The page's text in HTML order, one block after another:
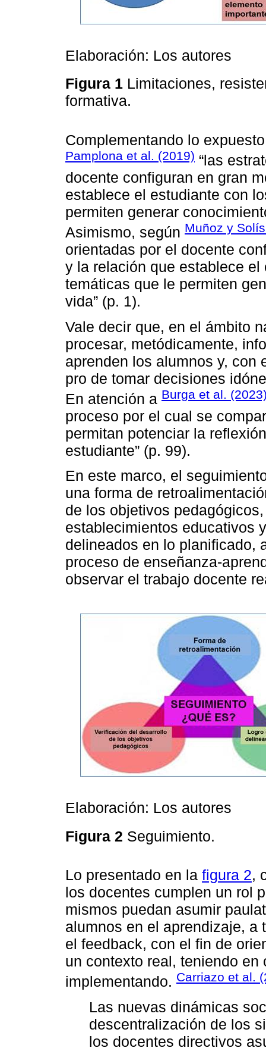
Elaboración: Los autores
Figura 1 Limitaciones,
formativa.
Complementando lo
Pamplona et al. (2019) “las
docente configuran en gran
establece el estudiante con
permiten generar
Asimismo, según Muñoz y
orientadas por el docente
y la relación que establece
temáticas que le permiten
vida” (p. 1).
Vale decir que, en el ámbito
procesar, metódicamente,
aprenden los alumnos y, con
pro de tomar decisiones
En atención a Burga et al.
proceso por el cual se
permitan potenciar la
estudiante” (p. 99).
En este marco, el
una forma de
de los objetivos
establecimientos educativos
delineados en lo planificado,
proceso de enseñanza-
observar el trabajo docente
Elaboración: Los autores
Figura 2 Seguimiento.
Lo presentado en la figura 2,
los docentes cumplen un rol
mismos puedan asumir
alumnos en el aprendizaje, a
el feedback, con el fin de
un contexto real, teniendo
implementando. Carriazo et al.
Las nuevas dinámicas
descentralización de los
los docentes directivos